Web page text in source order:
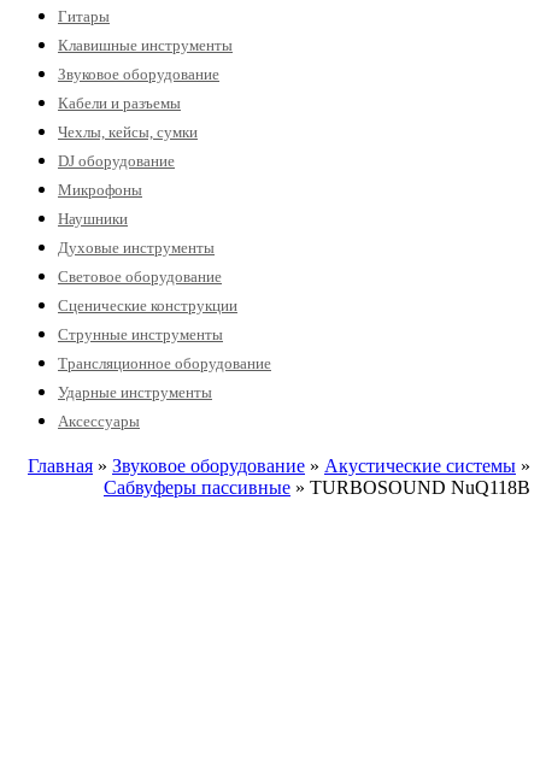
Гитары
Клавишные инструменты
Звуковое оборудование
Кабели и разъемы
Чехлы, кейсы, сумки
DJ оборудование
Микрофоны
Наушники
Духовые инструменты
Световое оборудование
Сценические конструкции
Струнные инструменты
Трансляционное оборудование
Ударные инструменты
Аксессуары
Главная » Звуковое оборудование » Акустические системы »
Сабвуферы пассивные » TURBOSOUND NuQ118B